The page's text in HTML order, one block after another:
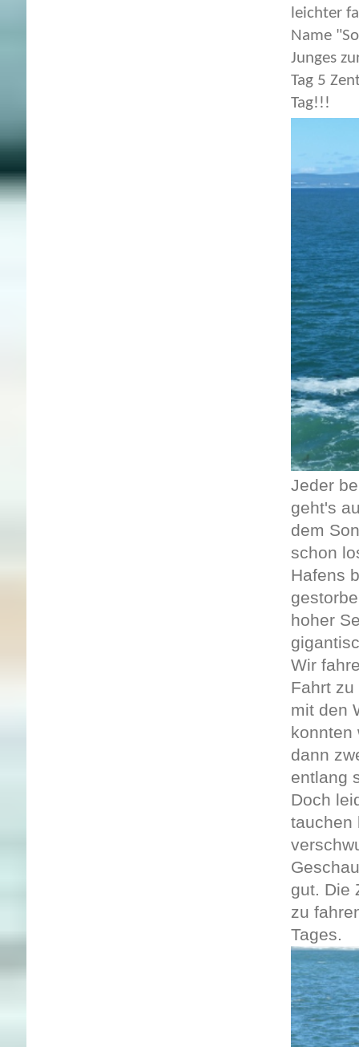
leichter
Name
Junges
Tag 5
Tag!!!
Jeder
geht's
dem
schon
Hafens
hoher
Wir
Fahrt
mit den
konnten
dann
entlang
Doch
tauchen
gut. Die
zu
Tages.